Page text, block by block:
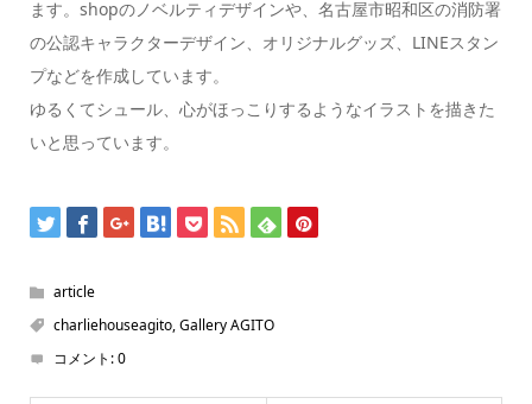
ます。shopのノベルティデザインや、名古屋市昭和区の消防署
の公認キャラクターデザイン、オリジナルグッズ、LINEスタン
プなどを作成しています。
ゆるくてシュール、心がほっこりするようなイラストを描きた
いと思っています。
article
charliehouseagito,Gallery AGITO
コメント:0